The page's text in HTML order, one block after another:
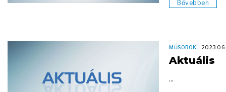
Bővebben
MŰSOROK
Aktuális
...